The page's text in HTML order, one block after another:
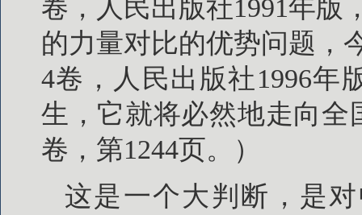
卷，人民出版社1991年版
的力量对比的优势问题，
4卷，人民出版社1996年
生，它就将必然地走向全
卷，第1244页。）
这是一个大判断，是